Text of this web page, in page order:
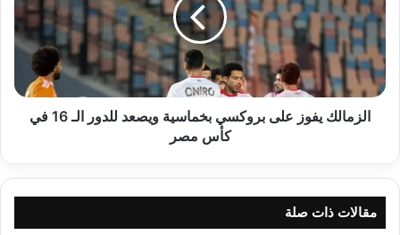
بخماسية
ويصعد
للدور
الـ
16
الزمالك يفوز على بروكسي بخماسية ويصعد للدور الـ 16 في
كأس مصر
مقالات ذات صلة